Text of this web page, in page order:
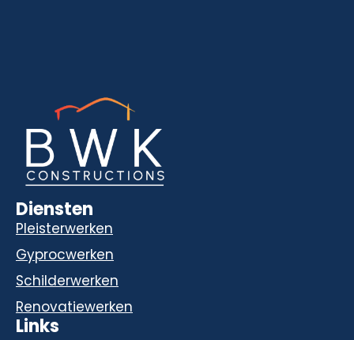
Diensten
Pleisterwerken
Gyprocwerken
Schilderwerken
Renovatiewerken
Links